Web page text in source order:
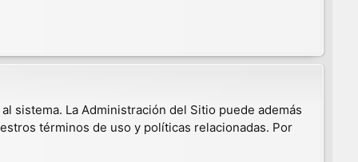
sistema. La Administración del Sitio puede además
términos de uso y políticas relacionadas. Por